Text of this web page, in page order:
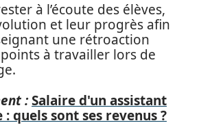
à l’écoute des élèves,
et leur progrès afin
une rétroaction
à travailler lors de
:Salaire d'un assistant
quels sont ses revenus ?